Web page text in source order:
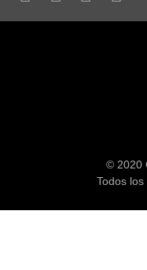
© 2020
Todos